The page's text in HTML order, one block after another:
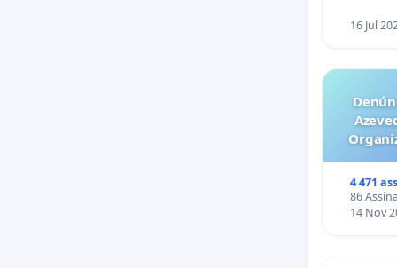
16 Jul
4 471
86
14 Nov